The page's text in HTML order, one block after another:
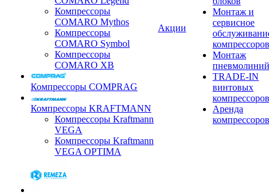
Компрессоры
COMARO Mythos
Компрессоры
COMARO Symbol
Компрессоры
COMARO XB
Компрессоры COMPRAG
Компрессоры KRAFTMANN
Компрессоры Kraftmann
VEGA
Компрессоры Kraftmann
VEGA OPTIMA
Акции
Монтаж и
сервисное
компрессоров
Монтаж
пневмолиний
TRADE-IN
винтовых
компрессоров
Аренда
компрессоров